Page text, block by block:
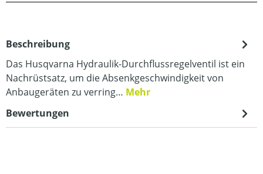
Beschreibung
Das Husqvarna Hydraulik-Durchflussregelventil ist ein
Nachrüstsatz, um die Absenkgeschwindigkeit von
Anbaugeräten zu verring… Mehr
Bewertungen